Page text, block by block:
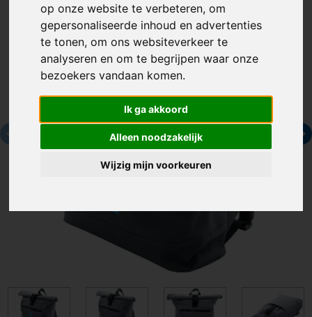
op onze website te verbeteren, om
gepersonaliseerde inhoud en advertenties
te tonen, om ons websiteverkeer te
analyseren en om te begrijpen waar onze
bezoekers vandaan komen.
Ik ga akkoord
Alleen noodzakelijk
Wijzig mijn voorkeuren